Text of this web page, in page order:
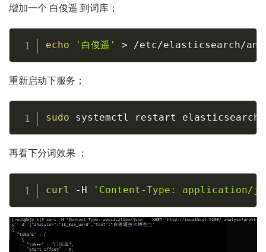
增加一个 白俊遥 到词库；
echo '白俊遥' > /etc/elasticsearch/
Copy
重新启动下服务；
sudo systemctl restart elasticsearch
再看下分词效果 ；
curl -H 'Content-Type: application/
Copy